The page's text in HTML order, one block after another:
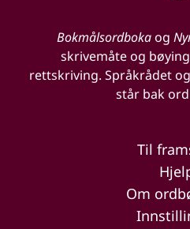
Bokmålsordbokaog
skrivemåte og
rettskriving. Språkrådet
står bak
Til
Om